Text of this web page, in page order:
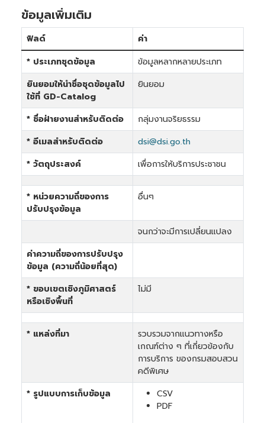
ข้อมูลเพิ่มเติม
ฟิลด์
ค่า
* ประเภทชุดข้อมูล
ข้อมูลหลากหลายประเภท
ยินยอมให้นำชื่อชุดข้อมูลไป
ใช้ที่ GD-Catalog
ยินยอม
* ชื่อฝ่ายงานสำหรับติดต่อ
กลุ่มงานจริยธรรม
* อีเมลสำหรับติดต่อ
dsi@dsi.go.th
* วัตถุประสงค์
เพื่อการให้บริการประชาชน
* หน่วยความถี่ของการ
ปรับปรุงข้อมูล
อื่นๆ
จนกว่าจะมีการเปลี่ยนแปลง
ค่าความถี่ของการปรับปรุง
ข้อมูล (ความถี่น้อยที่สุด)
* ขอบเขตเชิงภูมิศาสตร์
หรือเชิงพื้นที่
ไม่มี
* แหล่งที่มา
รวบรวมจากแนวทางหรือ
เกณฑ์ต่าง ๆ ที่เกี่ยวข้องกับ
การบริการ ของกรมสอบสวน
คดีพิเศษ
* รูปแบบการเก็บข้อมูล
CSV
PDF